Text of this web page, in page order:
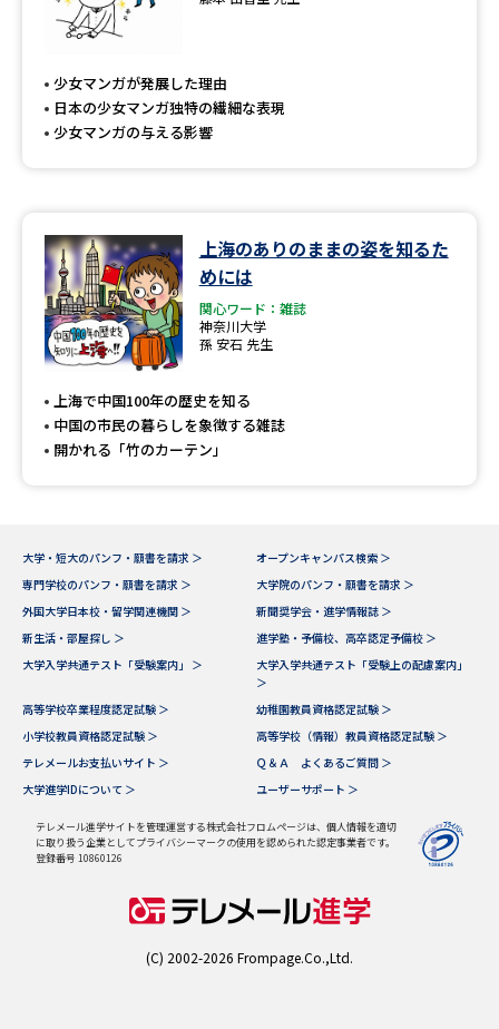
少女マンガが発展した理由
日本の少女マンガ独特の繊細な表現
少女マンガの与える影響
上海のありのままの姿を知るた
めには
関心ワード：雑誌
神奈川大学
孫 安石 先生
上海で中国100年の歴史を知る
中国の市民の暮らしを象徴する雑誌
開かれる「竹のカーテン」
大学・短大のパンフ・願書を請求 ＞
オープンキャンパス検索 ＞
専門学校のパンフ・願書を請求 ＞
大学院のパンフ・願書を請求 ＞
外国大学日本校・留学関連機関 ＞
新聞奨学会・進学情報誌 ＞
新生活・部屋探し ＞
進学塾・予備校、高卒認定予備校 ＞
大学入学共通テスト「受験案内」 ＞
大学入学共通テスト「受験上の配慮案内」
＞
高等学校卒業程度認定試験 ＞
幼稚園教員資格認定試験 ＞
小学校教員資格認定試験 ＞
高等学校（情報）教員資格認定試験 ＞
テレメールお支払いサイト ＞
Ｑ＆Ａ よくあるご質問 ＞
大学進学IDについて ＞
ユーザーサポート ＞
テレメール進学サイトを管理運営する株式会社フロムページは、個人情報を適切
に取り扱う企業としてプライバシーマークの使用を認められた認定事業者です。
登録番号 10860126
(C) 2002-2026 Frompage.Co.,Ltd.